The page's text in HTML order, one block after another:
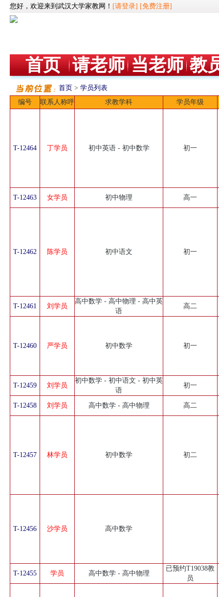
您好，欢迎来到武汉大学家教网！ [请登录] [免费注册]
首页 请老师 当老师 教
首页 > 学员列表
编号
联系人称呼 求教学科 学员年级
T-12464 丁学员 初中英语 - 初中数学 初一
T-12463 女学员 初中物理 高一
T-12462 陈学员 初中语文 初一
T-12461 刘学员
高中数学 - 高中物理 - 高中英
语
高二
T-12460 严学员 初中数学 初一
T-12459 刘学员
初中数学 - 初中语文 - 初中英
语
初一
T-12458 刘学员 高中数学 - 高中物理 高二
T-12457 林学员 初中数学 初二
T-12456 沙学员 高中数学
T-12455 学员 高中数学 - 高中物理
已预约T19038教
员